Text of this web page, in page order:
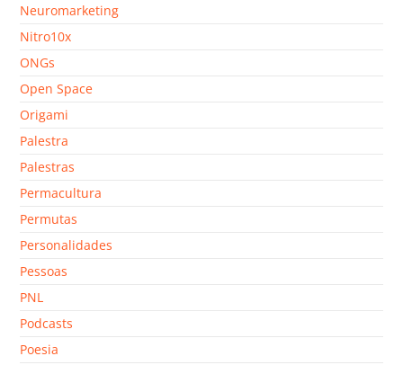
Neuromarketing
Nitro10x
ONGs
Open Space
Origami
Palestra
Palestras
Permacultura
Permutas
Personalidades
Pessoas
PNL
Podcasts
Poesia